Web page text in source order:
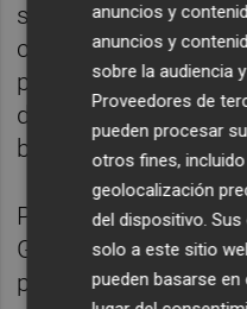
suple las
cuestionado Mulet.
protección ante las
de alquiler, no
base a los
Por el contrario, en
Generalitat
plantean medidas
anuncios y
anuncios y
sobre la audiencia
Proveedores de
pueden procesar
otros fines,
geolocalización
del dispositivo.
solo a este sitio
pueden basarse